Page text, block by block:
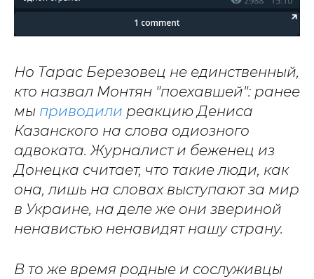
Но Тарас Березовец не единственный,
кто назвал Монтян "поехавшей": ранее
мы приводили реакцию Дениса
Казанского на слова одиозного
адвоката. Журналист и беженец из
Донецка считает, что такие люди, как
она, лишь на словах выступают за мир
в Украине, на деле же они звериной
ненавистью ненавидят нашу страну.
В то же время родные и сослуживцы